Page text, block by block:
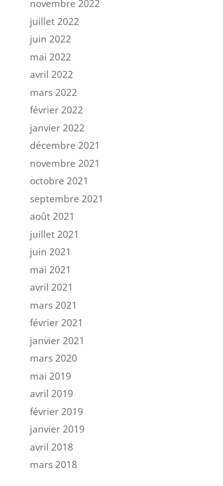
novembre 2022
juillet 2022
juin 2022
mai 2022
avril 2022
mars 2022
février 2022
janvier 2022
décembre 2021
novembre 2021
octobre 2021
septembre 2021
août 2021
juillet 2021
juin 2021
mai 2021
avril 2021
mars 2021
février 2021
janvier 2021
mars 2020
mai 2019
avril 2019
février 2019
janvier 2019
avril 2018
mars 2018